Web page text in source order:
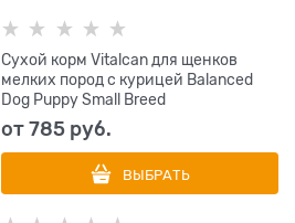
Сухой корм Vitalcan для щенков
мелких пород с курицей Balanced
Dog Puppy Small Breed
от785 руб.
ВЫБРАТЬ